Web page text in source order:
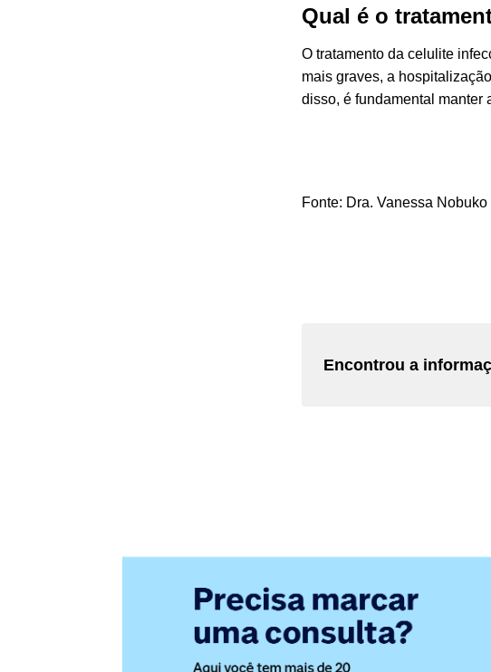
Qual é o
O tratamento da celulite
mais graves, a
disso, é fundamental manter
Fonte: Dra. Vanessa Nobuko
Encontrou a